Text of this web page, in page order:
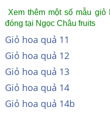
Xem thêm một số mẫu
đóng tại Ngọc Châu fruits
Giỏ hoa quả 11
Giỏ hoa quả 12
Giỏ hoa quả 13
Giỏ hoa quả 14
Giỏ hoa quả 14b